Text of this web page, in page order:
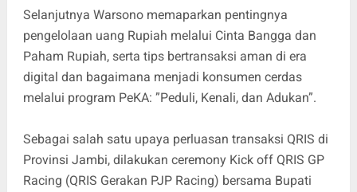
Selanjutnya Warsono memaparkan pentingnya
pengelolaan uang Rupiah melalui Cinta Bangga dan
Paham Rupiah, serta tips bertransaksi aman di era
digital dan bagaimana menjadi konsumen cerdas
melalui program PeKA: ”Peduli, Kenali, dan Adukan”.
Sebagai salah satu upaya perluasan transaksi QRIS di
Provinsi Jambi, dilakukan ceremony Kick off QRIS GP
Racing (QRIS Gerakan PJP Racing) bersama Bupati